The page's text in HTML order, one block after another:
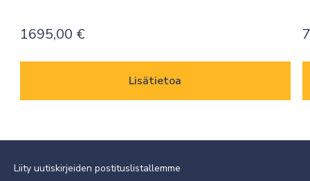
1695,00 €
Lisätietoa
Liity uutiskirjeiden postituslistallemme